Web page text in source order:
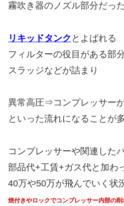
霧吹き器のノズル部分だった
リキッドタンク とよばれる
フィルターの役目がある部
スラッジなどが詰まり
異常高圧⇒コンプレッサー
といった流れになることが
コンプレッサーや関連した
部品代+工賃+ガス代と加わ
40万や50万が飛んでいく状
焼付きやロックでコンプレッサー内部の削